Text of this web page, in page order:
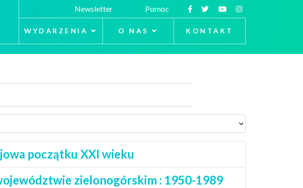
Newsletter Pomoc
WYDARZENIA O NAS KONTAKT
początku XXI wieku
zielonogórskim : 1950-1989